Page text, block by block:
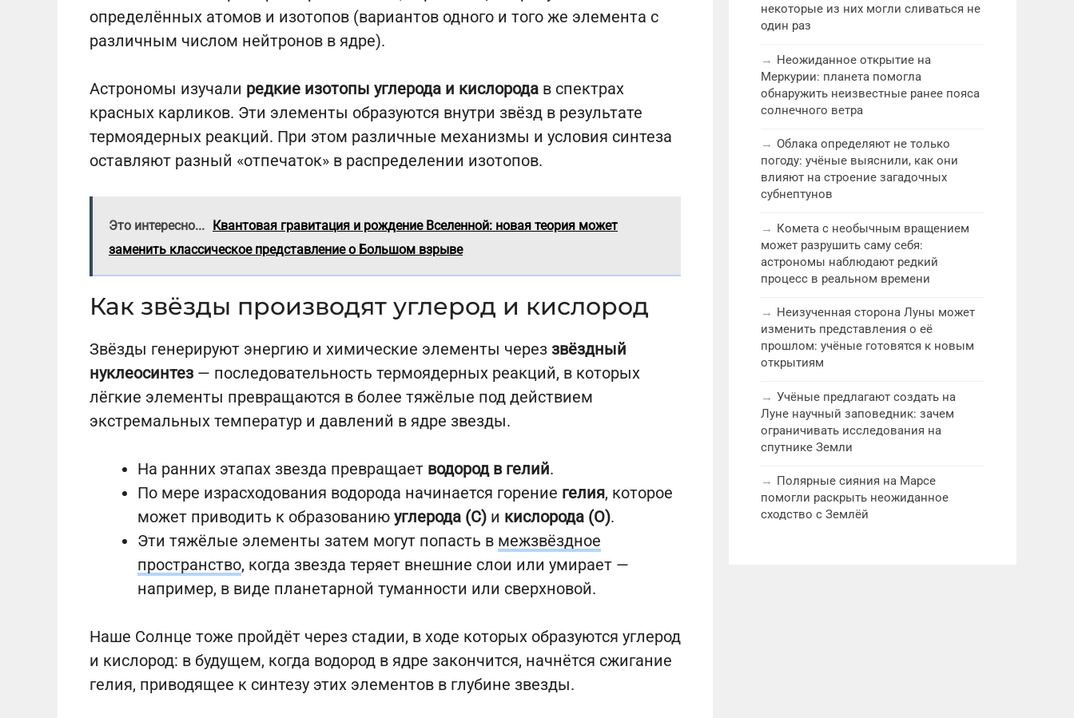
определённых атомов и изотопов (вариантов одного и того же элемента с
различным числом нейтронов в ядре).
Астрономы изучали редкие изотопы углерода и кислорода в спектрах
красных карликов. Эти элементы образуются внутри звёзд в результате
термоядерных реакций. При этом различные механизмы и условия синтеза
оставляют разный «отпечаток» в распределении изотопов.
Это интересно... Квантовая гравитация и рождение Вселенной: новая теория может
заменить классическое представление о Большом взрыве
Как звёзды производят углерод и кислород
Звёзды генерируют энергию и химические элементы через звёздный
нуклеосинтез — последовательность термоядерных реакций, в которых
лёгкие элементы превращаются в более тяжёлые под действием
экстремальных температур и давлений в ядре звезды.
На ранних этапах звезда превращает водород в гелий.
По мере израсходования водорода начинается горение гелия, которое
может приводить к образованию углерода (C) и кислорода (O).
Эти тяжёлые элементы затем могут попасть в межзвёздное
пространство, когда звезда теряет внешние слои или умирает —
например, в виде планетарной туманности или сверхновой.
Наше Солнце тоже пройдёт через стадии, в ходе которых образуются углерод
и кислород: в будущем, когда водород в ядре закончится, начнётся сжигание
гелия, приводящее к синтезу этих элементов в глубине звезды.
некоторые из них могли сливаться не
один раз
Неожиданное открытие на
Меркурии: планета помогла
обнаружить неизвестные ранее пояса
солнечного ветра
Облака определяют не только
погоду: учёные выяснили, как они
влияют на строение загадочных
субнептунов
Комета с необычным вращением
может разрушить саму себя:
астрономы наблюдают редкий
процесс в реальном времени
Неизученная сторона Луны может
изменить представления о её
прошлом: учёные готовятся к новым
открытиям
Учёные предлагают создать на
Луне научный заповедник: зачем
ограничивать исследования на
спутнике Земли
Полярные сияния на Марсе
помогли раскрыть неожиданное
сходство с Землёй